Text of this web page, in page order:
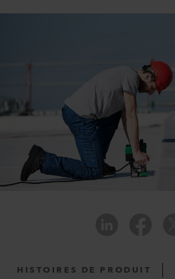
HISTOIRES DE PRODUIT